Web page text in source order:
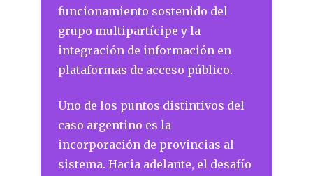
funcionamiento sostenido del
grupo multipartícipe y la
integración de información en
plataformas de acceso público.
Uno de los puntos distintivos del
caso argentino es la
incorporación de provincias al
sistema. Hacia adelante, el desafío